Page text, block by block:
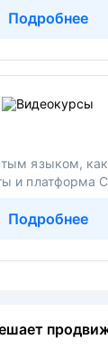
Подробнее
языком,
и платформа
Подробнее